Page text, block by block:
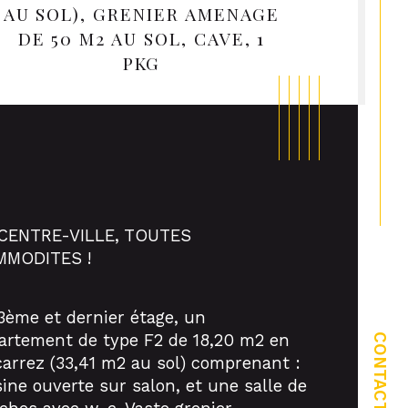
CONTACT
AU SOL), GRENIER AMENAGE
DE 50 M2 AU SOL, CAVE, 1
PKG
Valeurs
de pièces
VILLE, TOUTES
!
et dernier étage, un
de type F2 de 18,20 m2 en
(33,41 m2 au sol) comprenant :
ouverte sur salon, et une salle de